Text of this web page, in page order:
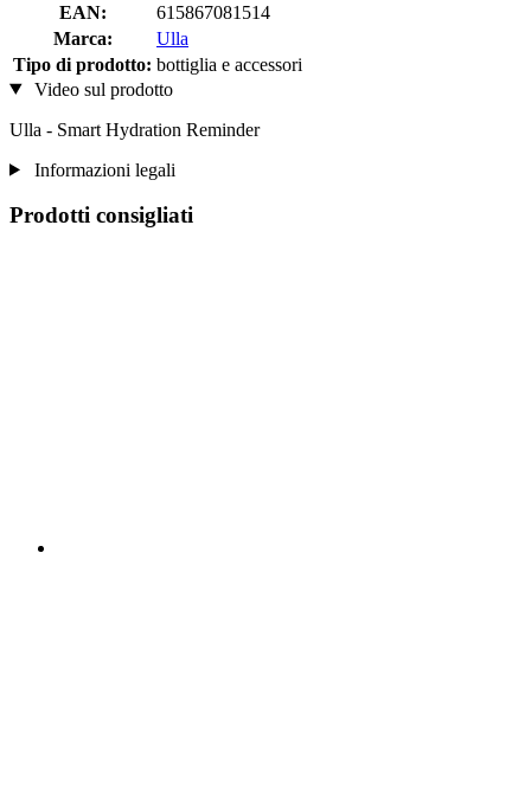
EAN:
615867081514
Marca:
Ulla
Tipo di prodotto: bottiglia e accessori
Video sul prodotto
Ulla - Smart Hydration Reminder
Informazioni legali
Prodotti consigliati